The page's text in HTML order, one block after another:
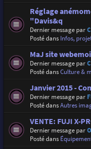
Réglage
"Davis&q
Dernier message par
Posté dans Infos,
MaJ site
Dernier message par
Posté dansCulture &
Janvier 2015 -
Dernier message par
Posté dansAutres
VENTE: FUJI X-
Dernier message par
Posté dans